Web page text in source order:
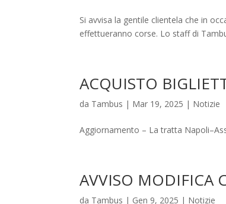
Si avvisa la gentile clientela che in
effettueranno corse. Lo staff di
ACQUISTO
da Tambus | Mar 19, 2025 | Notizie
Aggiornamento – La tratta
AVVISO MODIFICA
da Tambus | Gen 9, 2025 | Notizie